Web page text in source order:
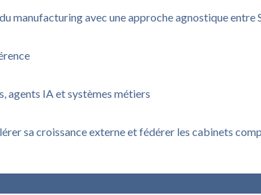
manufacturing avec une approche agnostique
agents IA et systèmes métiers
sa croissance externe et fédérer les cabinets